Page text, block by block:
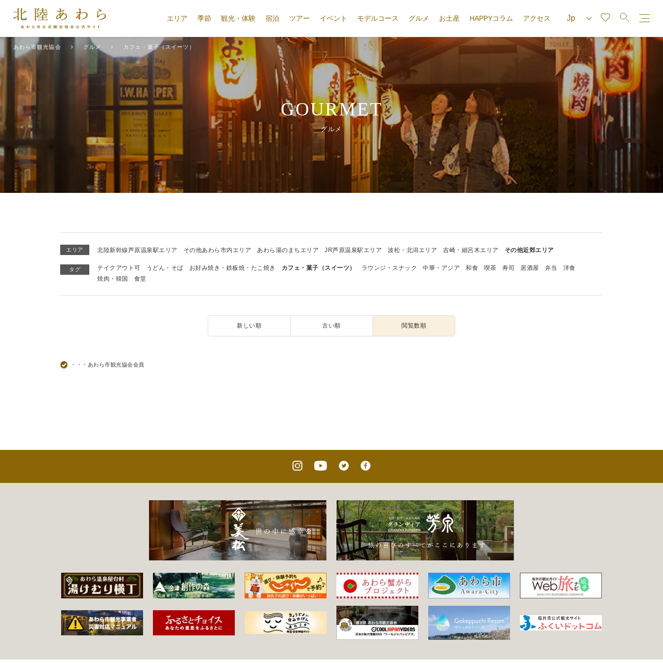
エリア 季節 観光・体験 宿泊 ツアー イベント モデルコース グルメ お土産 HAPPYコラム アクセス
あわら市観光協会 グルメ カフェ・菓子（スイーツ）
GOURMET
グルメ
エリア 北陸新幹線芦原温泉駅エリア その他あわら市内エリア あわら湯のまちエリア JR芦原温泉駅エリア 波松・北潟エリア 吉崎・細呂木エリア その他近郊エリア
タグ テイクアウト可 うどん・そば お好み焼き・鉄板焼・たこ焼き カフェ・菓子（スイーツ） ラウンジ・スナック 中華・アジア 和食 喫茶 寿司 居酒屋 弁当
洋食
焼肉・韓国
食堂
新しい順 古い順 閲覧数順
・・・あわら市観光協会会員